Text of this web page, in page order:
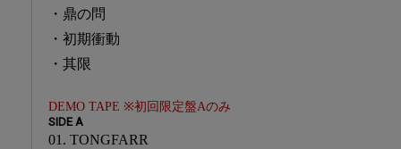
・鼎の問
・初期衝動
・其限
DEMO TAPE ※初回限定盤Aのみ
SIDE A
01. TONGFARR